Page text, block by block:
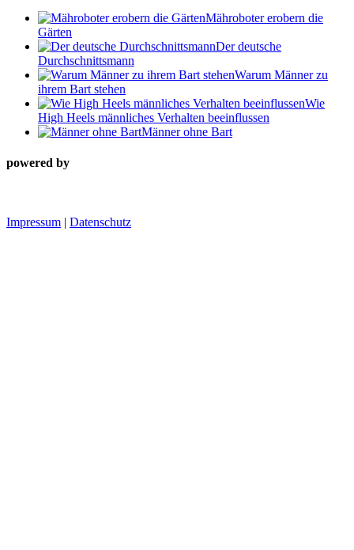
Mähroboter erobern die
Gärten
Der deutsche
Durchschnittsmann
Warum Männer zu
ihrem Bart stehen
Wie
High Heels männliches Verhalten beeinflussen
Männer ohne Bart
powered by
Impressum | Datenschutz